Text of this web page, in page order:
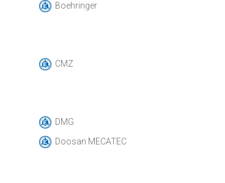
Boehringer
CMZ
DMG
Doosan MECATEC